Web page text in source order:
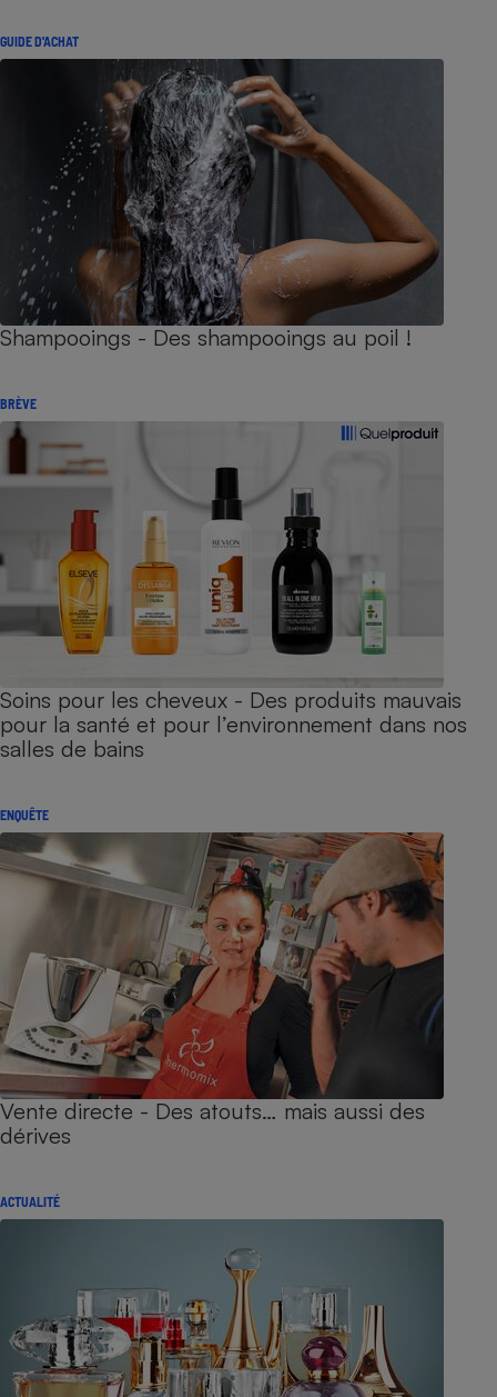
GUIDE D'ACHAT
Shampooings - Des shampooings au poil !
BRÈVE
Soins pour les cheveux - Des produits mauvais
pour la santé et pour l’environnement dans nos
salles de bains
ENQUÊTE
Vente directe - Des atouts… mais aussi des
dérives
ACTUALITÉ